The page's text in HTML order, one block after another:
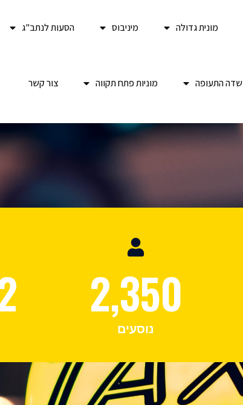
מונית גדולה מיניבוס הסעות לנתב"ג
שדה התעופה מוניות פתח תקווה צור קשר
2,350
נוסעים